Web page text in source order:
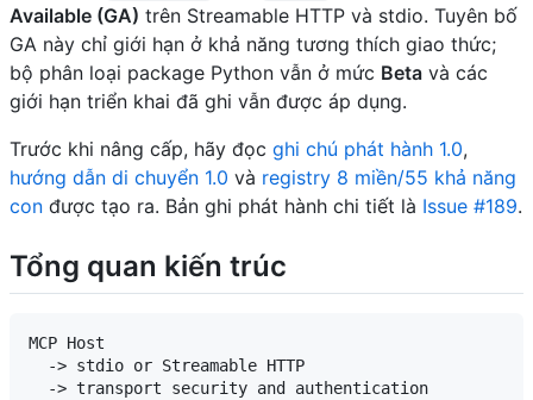
Available (GA) trên Streamable HTTP và stdio. Tuyên bố
GA này chỉ giới hạn ở khả năng tương thích giao thức;
bộ phân loại package Python vẫn ở mức Beta và các
giới hạn triển khai đã ghi vẫn được áp dụng.
Trước khi nâng cấp, hãy đọc ghi chú phát hành 1.0,
hướng dẫn di chuyển 1.0 và registry 8 miền/55 khả năng
con được tạo ra. Bản ghi phát hành chi tiết là Issue #189.
Tổng quan kiến trúc
MCP Host
  -> stdio or Streamable HTTP
  -> transport security and authentication